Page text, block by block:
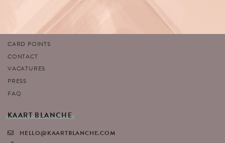
ANTWERP STORE
CARD POINTS
CONTACT
VACATURES
PRESS
FAQ
KAART BLANCHE
HELLO@KAARTBLANCHE.COM